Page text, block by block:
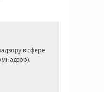
в сфере